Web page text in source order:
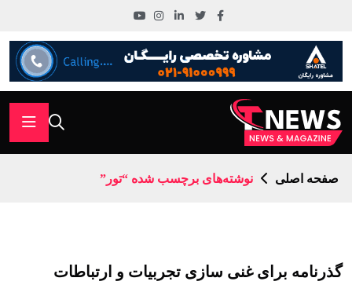
صفحه اصلی نوشته‌های برچسب شده “تور”
سفر کنیدگذرنامه برای غنی سازی تجربیات و ارتباطات